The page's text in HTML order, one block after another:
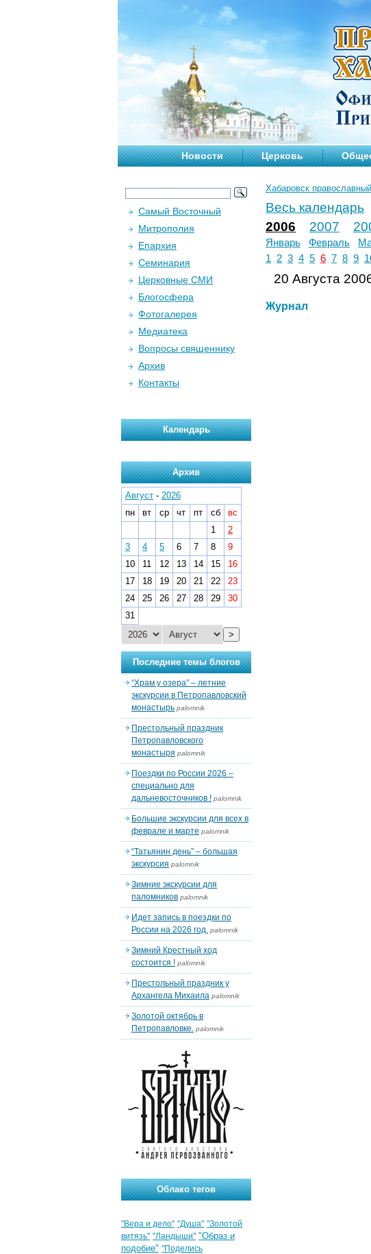
Новости Церковь
Хабаровск православный
Весь календарь
2006
2007
Январь Февраль
1
2 3 4 5 6 7 8 9
20 Августа
Журнал
Самый Восточный
Митрополия
Епархия
Семинария
Церковные СМИ
Блогосфера
Фотогалерея
Медиатека
Вопросы священнику
Архив
Контакты
Календарь
Архив
Август - 2026
пн
вт ср чт пт сб
вс
1
2
3
4 5 6 7 8
9
10
11 12 13 14 15
16
17
18 19 20 21 22
23
24
25 26 27 28 29
30
31
>
Последние темы блогов
“Храм у озера” – летние
экскурсии в Петропавловский
монастырь palomnik
Престольный праздник
Петропавловского
монастыря palomnik
Поездки по России 2026 –
специально для
дальневосточников ! palomnik
Большие экскурсии для всех в
феврале и марте palomnik
“Татьянин день” – большая
экскурсия palomnik
Зимние экскурсии для
паломников palomnik
Идет запись в поездки по
России на 2026 год. palomnik
Зимний Крестный ход
состоится ! palomnik
Престольный праздник у
Архангела Михаила palomnik
Золотой октябрь в
Петропавловке. palomnik
Облако тегов
"Вера и дело" "Душа" "Золотой
витязь" "Ландыши" "Образ и
подобие" "Поделись